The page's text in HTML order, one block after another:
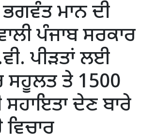
ਮਾਨ ਦੀ
ਪੰਜਾਬ ਸਰਕਾਰ
ਪੀੜਤਾਂ ਲਈ
ਸਹੂਲਤ ਤੇ 1500
ਸਹਾਇਤਾ ਦੇਣ ਬਾਰੇ